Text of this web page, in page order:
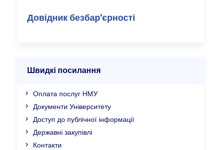
Довідник безбар’єрності
Швидкі посилання
Оплата послуг НМУ
Документи Університету
Доступ до публічної інформації
Державні закупівлі
Контакти